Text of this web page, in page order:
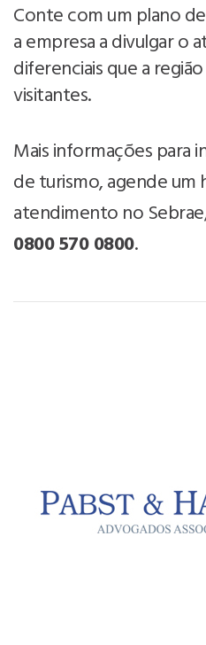
Conte com um plano
a empresa a divulgar o
diferenciais que a
visitantes.
Mais informações para
de turismo, agende um
atendimento no
0800 570 0800.